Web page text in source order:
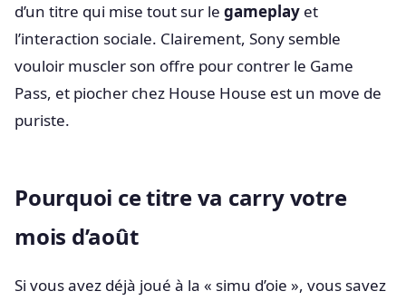
d’un titre qui mise tout sur le gameplay et
l’interaction sociale. Clairement, Sony semble
vouloir muscler son offre pour contrer le Game
Pass, et piocher chez House House est un move de
puriste.
Pourquoi ce titre va carry votre
mois d’août
Si vous avez déjà joué à la « simu d’oie », vous savez